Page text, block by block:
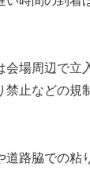
会場周辺で立
禁止などの規
道路脇での粘